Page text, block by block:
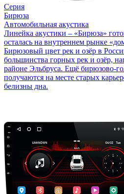
Серия
Бирюза
Автомобильная акустика
Линейка акустики – «Бирюза»
осталась на внутреннем рынке
Бирюзовый цвет рек и озёр в
большинства горных рек и озёр,
районе Эльбруса. Ещё бирюзово-
получаются на месте старых
белизны дна.